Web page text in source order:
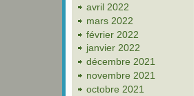
avril 2022
mars 2022
février 2022
janvier 2022
décembre 2021
novembre 2021
octobre 2021